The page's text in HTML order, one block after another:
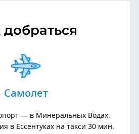
добраться
Самолет
— в Минеральных Водах.
в Ессентуках на такси 30 мин.